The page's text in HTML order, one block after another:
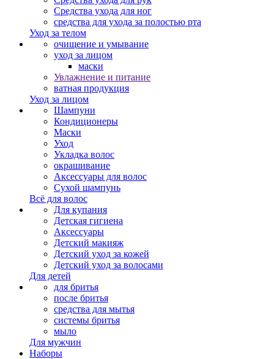
Средства ухода для ног
средства для ухода за полостью рта
Уход за телом
очищение и умывание
уход за лицом
маски
Увлажнение и питание
ватная продукция
Уход за лицом
Шампуни
Кондиционеры
Маски
Уход
Укладка волос
окрашивание
Аксессуары для волос
Сухой шампунь
Всё для волос
Для купания
Детская гигиена
Аксессуары
Детский макияж
Детский уход за кожей
Детский уход за волосами
Для детей
для бритья
после бритья
средства для мытья
системы бритья
мыло
Для мужчин
Наборы